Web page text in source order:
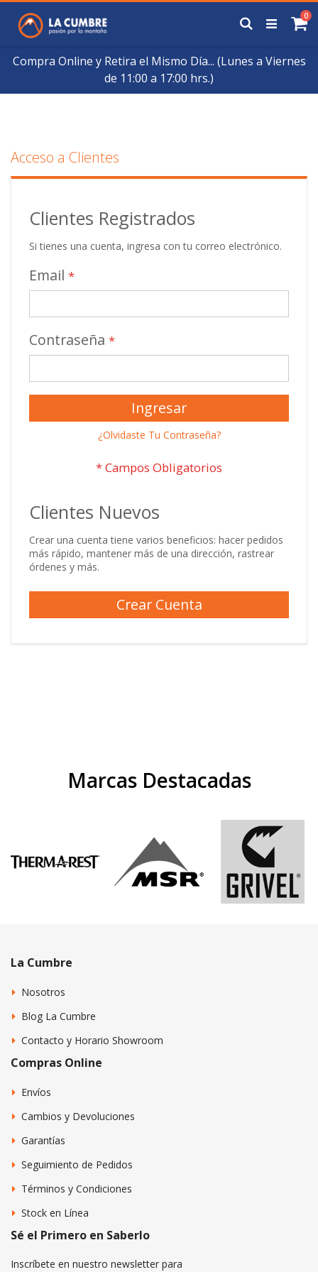
Compra Online y Retira el Mismo Día... (Lunes a Viernes
de 11:00 a 17:00 hrs.)
Contenido
0
Buscar
Acceso a Clientes
Clientes Registrados
Si tienes una cuenta, ingresa con tu correo electrónico.
Email
Contraseña
Ingresar
¿Olvidaste Tu Contraseña?
Clientes Nuevos
Crear una cuenta tiene varios beneficios: hacer pedidos
más rápido, mantener más de una dirección, rastrear
órdenes y más.
Crear Cuenta
Marcas Destacadas
La Cumbre
Nosotros
Blog La Cumbre
Contacto y Horario Showroom
Compras Online
Envíos
Cambios y Devoluciones
Garantías
Seguimiento de Pedidos
Términos y Condiciones
Stock en Línea
Sé el Primero en Saberlo
Inscríbete en nuestro newsletter para